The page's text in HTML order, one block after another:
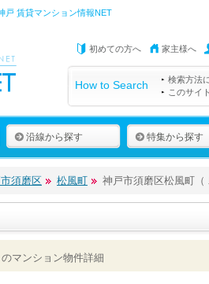
戸 賃貸マンション情報NET
初めての方へ 家主様へ
How to Search 検索方法
このサイ
沿線から探す 特集から探す
須磨区 松風町 神戸市須磨区松風町（
マンション物件詳細